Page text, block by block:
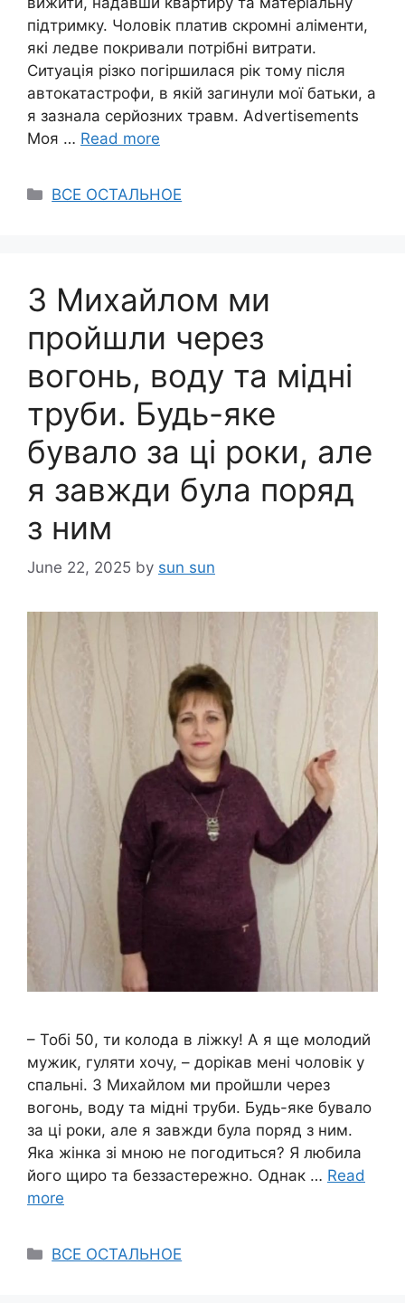
підтримку. Чоловік платив скромні аліменти,
які ледве покривали потрібні витрати.
Ситуація різко погіршилася рік тому після
автокатастрофи, в якій загинули мої батьки, а
я зазнала серйозних травм. Advertisements
Моя … Read more
Categories
ВСЕ ОСТАЛЬНОЕ
З Михайлом ми
пройшли через
вогонь, воду та мідні
труби. Будь-яке
бувало за ці роки, але
я завжди була поряд
з ним
June 22, 2025 by sun sun
– Тобі 50, ти колода в ліжку! А я ще молодий
мужик, гуляти хочу, – дорікав мені чоловік у
спальні. З Михайлом ми пройшли через
вогонь, воду та мідні труби. Будь-яке бувало
за ці роки, але я завжди була поряд з ним.
Яка жінка зі мною не погодиться? Я любила
його щиро та беззастережно. Однак … Read
more
Categories
ВСЕ ОСТАЛЬНОЕ